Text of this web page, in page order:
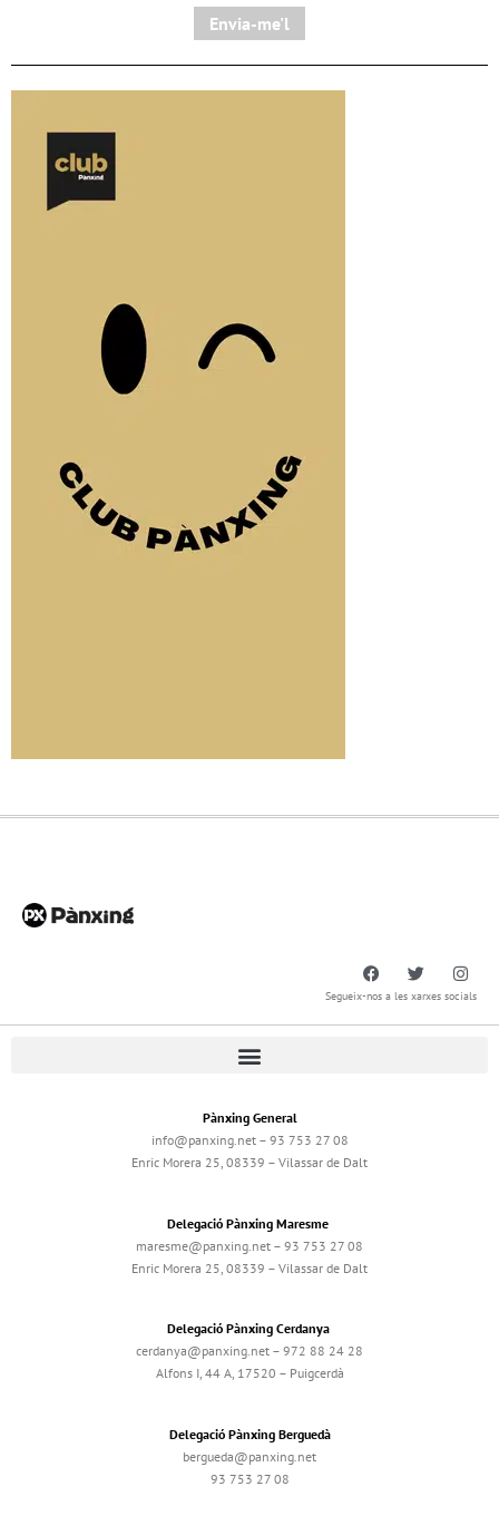
Envia-me'l
Segueix-nos a les xarxes socials
Pànxing General
info@panxing.net – 93 753 27 08
Enric Morera 25, 08339 – Vilassar de Dalt
Delegació Pànxing Maresme
maresme@panxing.net – 93 753 27 08
Enric Morera 25, 08339 – Vilassar de Dalt
Delegació Pànxing Cerdanya
cerdanya@panxing.net – 972 88 24 28
Alfons I, 44 A, 17520 – Puigcerdà
Delegació Pànxing Berguedà
bergueda@panxing.net
93 753 27 08